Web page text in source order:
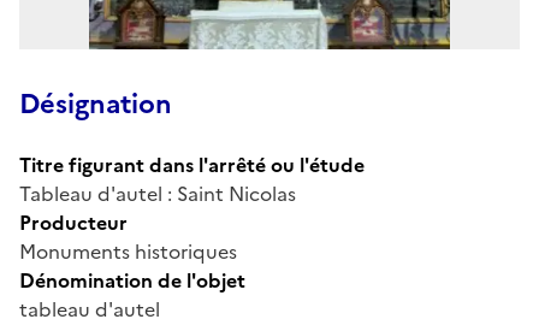
Désignation
Titre figurant dans l'arrêté ou l'étude
Tableau d'autel : Saint Nicolas
Producteur
Monuments historiques
Dénomination de l'objet
tableau d'autel